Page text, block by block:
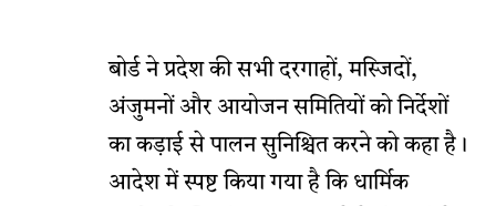
बोर्ड ने प्रदेश की सभी दरगाहों, मस्जिदों,
अंजुमनों और आयोजन समितियों को निर्देशों
का कड़ाई से पालन सुनिश्चित करने को कहा है।
आदेश में स्पष्ट किया गया है कि धार्मिक